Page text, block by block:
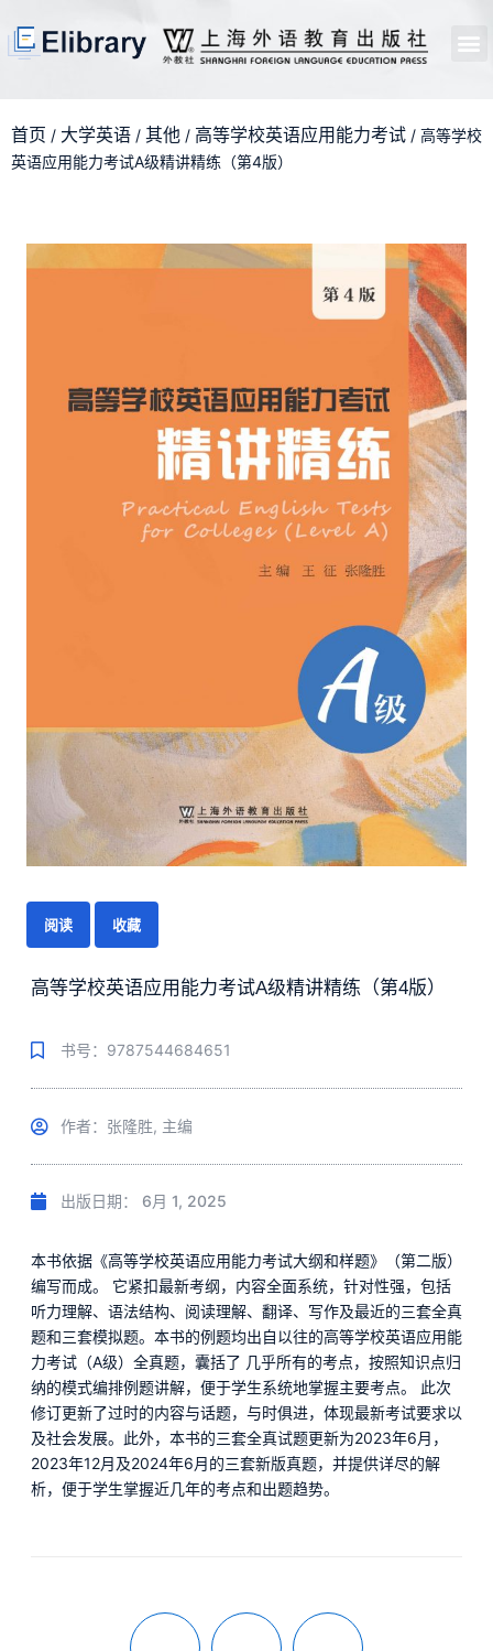
首页 / 大学英语 / 其他 / 高等学校英语应用能力考试 / 高等学校
英语应用能力考试A级精讲精练（第4版）
阅读 收藏
高等学校英语应用能力考试A级精讲精练（第4版）
书号：9787544684651
作者：张隆胜, 主编
出版日期： 6月 1, 2025
本书依据《高等学校英语应用能力考试大纲和样题》（第二版）
编写而成。 它紧扣最新考纲，内容全面系统，针对性强，包括
听力理解、语法结构、阅读理解、翻译、写作及最近的三套全真
题和三套模拟题。本书的例题均出自以往的高等学校英语应用能
力考试（A级）全真题，囊括了 几乎所有的考点，按照知识点归
纳的模式编排例题讲解，便于学生系统地掌握主要考点。 此次
修订更新了过时的内容与话题，与时俱进，体现最新考试要求以
及社会发展。此外，本书的三套全真试题更新为2023年6月，
2023年12月及2024年6月的三套新版真题，并提供详尽的解
析，便于学生掌握近几年的考点和出题趋势。